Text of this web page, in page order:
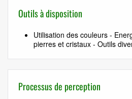
Outils à disposition
Utilisation des couleurs -
pierres et cristaux - Outils
Processus de perception